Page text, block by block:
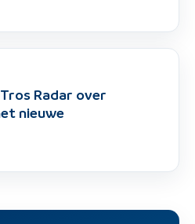
Radar over
nieuwe